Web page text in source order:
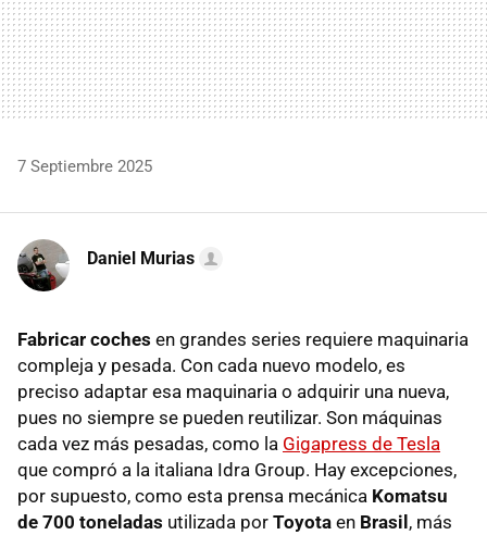
7 Septiembre 2025
Daniel Murias
Fabricar coches en grandes series requiere maquinaria
compleja y pesada. Con cada nuevo modelo, es
preciso adaptar esa maquinaria o adquirir una nueva,
pues no siempre se pueden reutilizar. Son máquinas
cada vez más pesadas, como la Gigapress de Tesla
que compró a la italiana Idra Group. Hay excepciones,
por supuesto, como esta prensa mecánica Komatsu
de 700 toneladas utilizada por Toyota en Brasil , más